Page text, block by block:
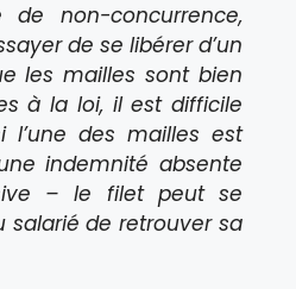
non-concurrence,
de se libérer d’un
les mailles sont bien
à la loi, il est difficile
l’une des mailles est
indemnité absente
– le filet peut se
salarié de retrouver sa